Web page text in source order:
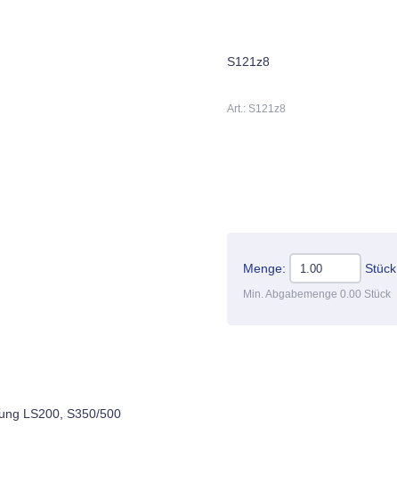
S121z8
Art.: S121z8
Menge: Stück
Min. Abgabemenge 0.00 Stück
LS200, S350/500